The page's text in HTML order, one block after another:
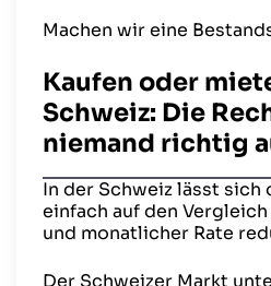
Machen wir eine
Kaufen oder
Schweiz: Die
niemand richtig
In der Schweiz lässt sich
einfach auf den
und monatlicher Rate
Der Schweizer Markt